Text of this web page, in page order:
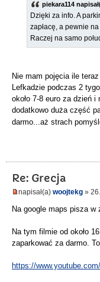
piekara114
Dzięki za info. A
zapłacę, a pewnie
Raczej na samo
Nie mam pojęcia ile
Lefkadzie podczas 2
około 7-8 euro za dzień
dodatkowo duża część
darmo...aż strach
Re: Grecja
napisał(a) woojtekg »
Na google maps pisza w
Na tym filmie od około
zaparkować za darmo.
https://